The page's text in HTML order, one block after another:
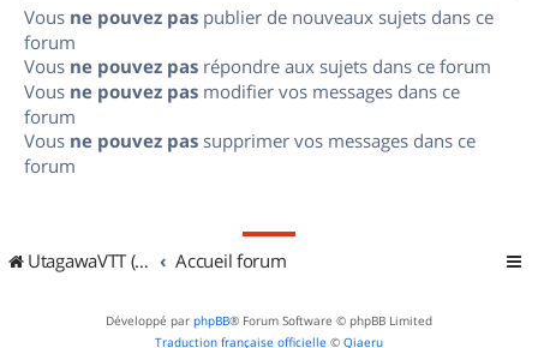
Vous ne pouvez pas publier de nouveaux sujets dans ce
forum
Vous ne pouvez pas répondre aux sujets dans ce forum
Vous ne pouvez pas modifier vos messages dans ce
forum
Vous ne pouvez pas supprimer vos messages dans ce
forum
UtagawaVTT (Randos VTT et VTTAE avec traces GPS) Accueil forum
Développé par phpBB® Forum Software © phpBB Limited
Traduction française officielle © Qiaeru